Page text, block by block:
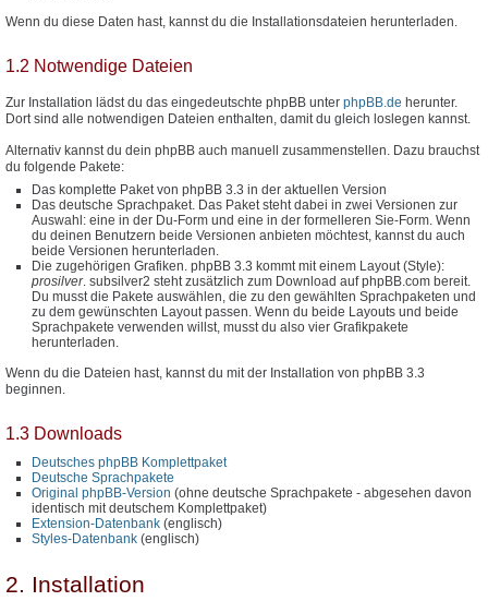
Wenn du diese Daten hast, kannst du die Installationsdateien herunterladen.
1.2 Notwendige Dateien
Zur Installation lädst du das eingedeutschte phpBB unter phpBB.de herunter.
Dort sind alle notwendigen Dateien enthalten, damit du gleich loslegen kannst.
Alternativ kannst du dein phpBB auch manuell zusammenstellen. Dazu brauchst
du folgende Pakete:
Das komplette Paket von phpBB 3.3 in der aktuellen Version
Das deutsche Sprachpaket. Das Paket steht dabei in zwei Versionen zur
Auswahl: eine in der Du-Form und eine in der formelleren Sie-Form. Wenn
du deinen Benutzern beide Versionen anbieten möchtest, kannst du auch
beide Versionen herunterladen.
Die zugehörigen Grafiken. phpBB 3.3 kommt mit einem Layout (Style):
prosilver. subsilver2 steht zusätzlich zum Download auf phpBB.com bereit.
Du musst die Pakete auswählen, die zu den gewählten Sprachpaketen und
zu dem gewünschten Layout passen. Wenn du beide Layouts und beide
Sprachpakete verwenden willst, musst du also vier Grafikpakete
herunterladen.
Wenn du die Dateien hast, kannst du mit der Installation von phpBB 3.3
beginnen.
1.3 Downloads
Deutsches phpBB Komplettpaket
Deutsche Sprachpakete
Original phpBB-Version (ohne deutsche Sprachpakete - abgesehen davon
identisch mit deutschem Komplettpaket)
Extension-Datenbank (englisch)
Styles-Datenbank (englisch)
2. Installation